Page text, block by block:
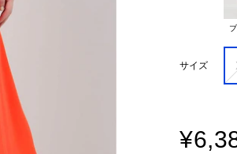
サイズ